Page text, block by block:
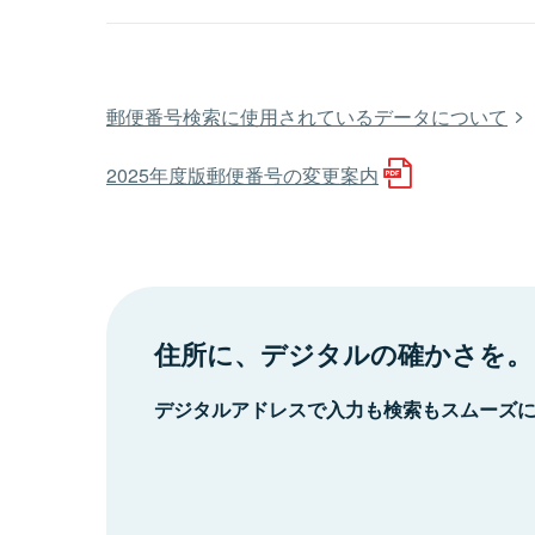
郵便番号検索に使用されているデータについて
2025年度版郵便番号の変更案内
住所に、デジタルの確かさを。
デジタルアドレスで入力も検索もスムーズ